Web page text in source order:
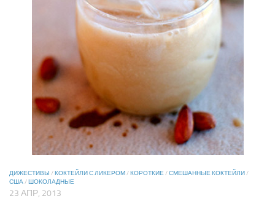
ДИЖЕСТИВЫ / КОКТЕЙЛИ С ЛИКЕРОМ / КОРОТКИЕ/СМЕШАННЫЕ КОКТЕЙЛИ /
США/ ШОКОЛАДНЫЕ
23 АПР, 2013